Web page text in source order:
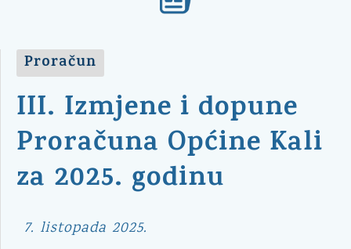
Proračun
III. Izmjene i dopune
Proračuna Općine Kali
za 2025. godinu
7. listopada 2025.